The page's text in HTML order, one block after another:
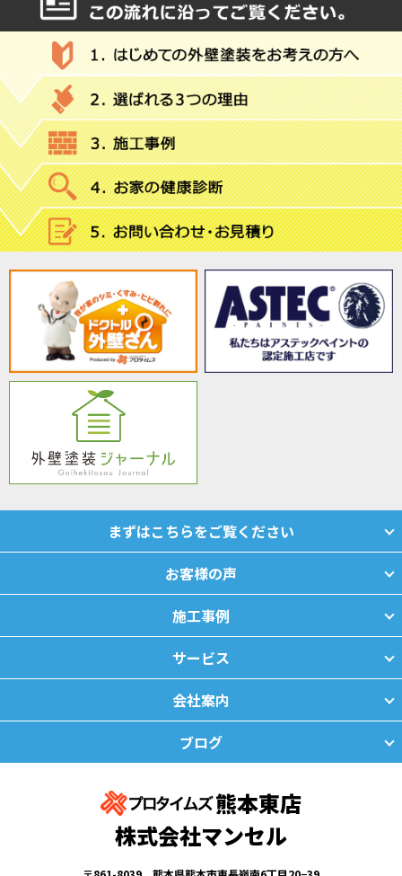
まずはこちらをご覧ください
お客様の声
施工事例
サービス
会社案内
ブログ
熊本東店
株式会社マンセル